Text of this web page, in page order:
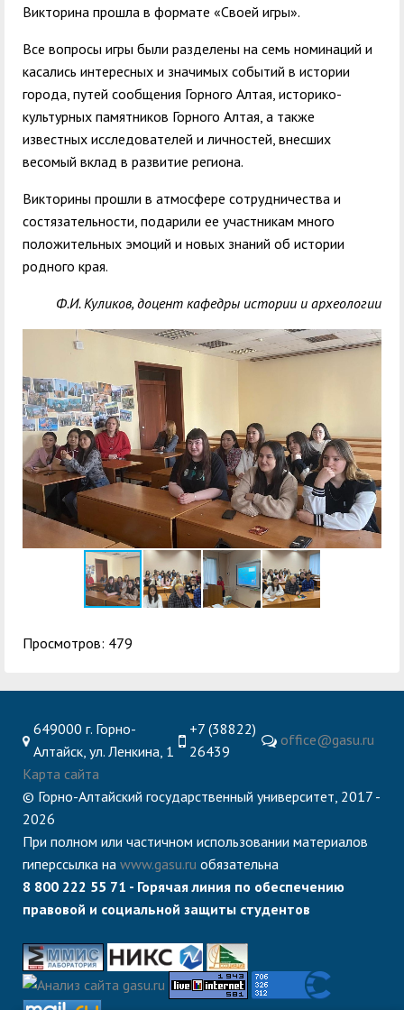
Викторина прошла в формате «Своей игры».
Все вопросы игры были разделены на семь номинаций и
касались интересных и значимых событий в истории
города, путей сообщения Горного Алтая, историко-
культурных памятников Горного Алтая, а также
известных исследователей и личностей, внесших
весомый вклад в развитие региона.
Викторины прошли в атмосфере сотрудничества и
состязательности, подарили ее участникам много
положительных эмоций и новых знаний об истории
родного края.
Ф.И. Куликов, доцент кафедры истории и археологии
Просмотров: 479
649000 г. Горно-
Алтайск, ул. Ленкина, 1
+7 (38822)
26439
office@gasu.ru
Карта сайта
© Горно-Алтайский государственный университет, 2017 -
2026
При полном или частичном использовании материалов
гиперссылка на www.gasu.ru обязательна
8 800 222 55 71 - Горячая линия по обеспечению
правовой и социальной защиты студентов